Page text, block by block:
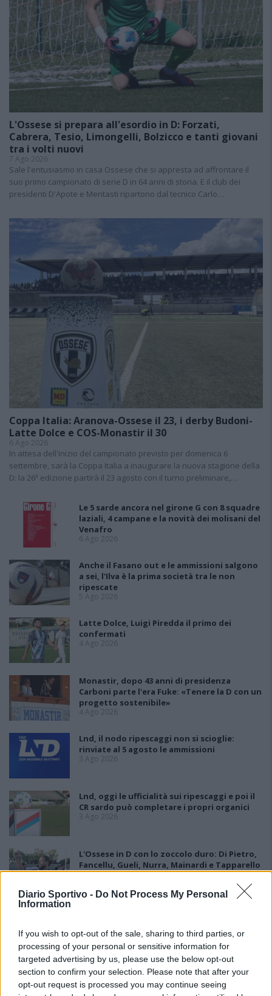
Diario Sportivo - Do Not Process My Personal
Information
If you wish to opt-out of the sale, sharing to third parties, or
processing of your personal or sensitive information for
targeted advertising by us, please use the below opt-out
section to confirm your selection. Please note that after your
opt-out request is processed you may continue seeing
L'Ossese si prepara all'esordio in D: Forzati,
Cabrera, Tesio, Limongelli, Bolzicco e tanti giovani
tra i volti nuovi
7 Ago 2026
Sale l'entusiasmo in casa Ossese che si appresta ad affrontare il
suo primo campionato di serie D in 64 anni di storia. E il club dei
presidenti D'Apote e Mentasti ripartono dal tecnico Carlo…
Coppa Italia: Aranova-Ossese il 23, i derby Budoni-
Latte Dolce e COS-Monastir il 30
6 Ago 2026
In attesa dell'inizio del campionato previsto per domenica 6
settembre, sarà la Coppa Italia a inaugurare la nuova stagione della
D: la 26ª edizione partirà il 23 agosto con il turno preliminare,…
Le 5 sarde ancora nel girone G con 8 squadre
laziali, 4 campane e la novità dei molisani del
Venafro
6 Ago 2026
Anche il Fasano out e le ammissioni salgono
a sei, l'Ilva è la prima società tra le non
ripescate
5 Ago 2026
Latte Dolce, Luigi Piredda il primo dei
confermati
4 Ago 2026
Monastir, dopo 43 anni di presidenza
Carboni parte l'era Fuke: «Tenere la D con un
progetto sostenibile»
4 Ago 2026
Lnd, il nodo ripescaggi non si scioglie:
rinviate al 5 agosto le ammissioni
3 Ago 2026
Lnd, oggi le ufficialità sui ripescaggi e poi il
CR sardo può completare i propri organici
3 Ago 2026
L'Ossese in D con lo zoccolo duro: Di Pietro,
Fancellu, Gueli, Nurra, Mainardi e Tapparello
30 Lug 2026